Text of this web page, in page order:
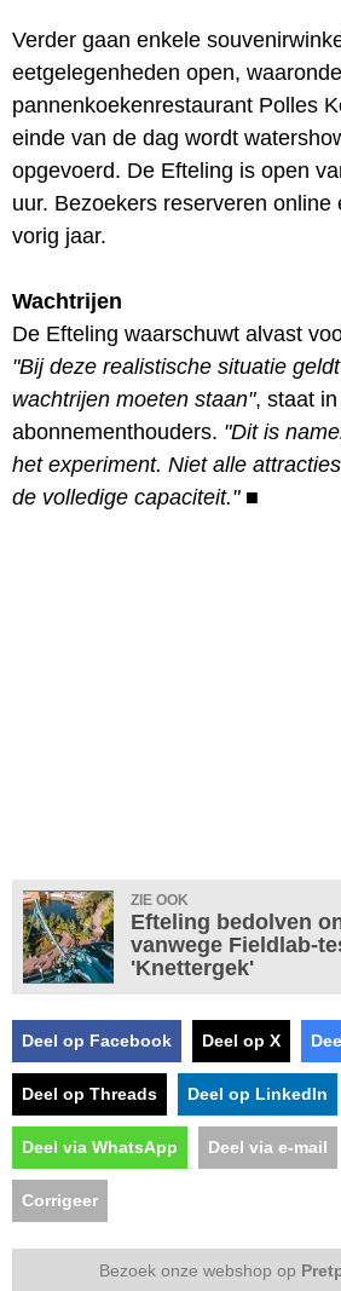
Verder gaan enkele
eetgelegenheden open,
pannenkoekenrestaurant Polles
einde van de dag wordt
opgevoerd. De Efteling is open
uur. Bezoekers reserveren online
vorig jaar.
Wachtrijen
De Efteling waarschuwt alvast
"Bij deze realistische situatie
wachtrijen moeten staan", staat
abonnementhouders. "Dit is
het experiment. Niet alle
de volledige capaciteit." ■
ZIE OOK
Efteling bedolven
vanwege Fieldlab-
'Knettergek'
Deel op Facebook Deel op X
Deel op Threads Deel op LinkedIn
Deel via WhatsApp Deel via e-mail
Corrigeer
Bezoek onze webshop op